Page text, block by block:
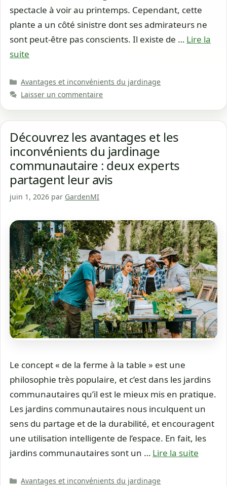
spectacle à voir au printemps. Cependant, cette
plante a un côté sinistre dont ses admirateurs ne
sont peut-être pas conscients. Il existe de … Lire la
suite
Catégories
Avantages et inconvénients du jardinage
Laisser un commentaire
Découvrez les avantages et les
inconvénients du jardinage
communautaire : deux experts
partagent leur avis
juin 1, 2026 par GardenMI
Le concept « de la ferme à la table » est une
philosophie très populaire, et c’est dans les jardins
communautaires qu’il est le mieux mis en pratique.
Les jardins communautaires nous inculquent un
sens du partage et de la durabilité, et encouragent
une utilisation intelligente de l’espace. En fait, les
jardins communautaires sont un … Lire la suite
Catégories
Avantages et inconvénients du jardinage